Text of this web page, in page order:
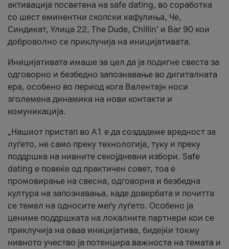
активација посветена на safe dating, во соработка
со шест еминентни скопски кафулиња, Че,
Синдикат, Улица 22, The Dude, Chillin’ и Bar 90 кои
доброволно се приклучија на иницијативата.
Иницијативата имаше за цел да ја подигне свеста за
одговорно и безбедно запознавање во дигиталната
ера, особено во период кога Валентајн носи
зголемена динамика на нови контакти и
комуникација.
„Нашиот пристап во А1 е да создадеме вредност за
луѓето, не само преку технологија, туку и преку
поддршка на нивните секојдневни избори. Safe
dating е повеќе од практичен совет, тоа е
промовирање на свесна, одговорна и безбедна
култура на запознавања, каде довербата и почитта
се темел на односите меѓу луѓето. Особено ја
цениме поддршката на локалните партнери кои се
приклучија на оваа иницијатива, бидејќи токму
нивното учество ја потенцира важноста на темата и